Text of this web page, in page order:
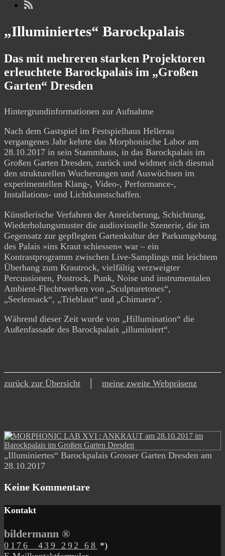
„Illuminiertes“ Barockpalais
Das mit mehreren starken Projektoren
erleuchtete Barockpalais im „Großen
Garten“ Dresden
Hintergrundinformationen zur Aufnahme
Nach dem Gastspiel im Festspielhaus Hellerau
vergangenes Jahr kehrte das Morphonische Labor am
28.10.2017 in sein Stammhaus, in das Barockpalais im
Großen Garten Dresden, zurück und widmet sich diesmal
den strukturellen Wucherungen und Auswüchsen im
experimentellen Klang-, Video-, Performance-,
Installations- und Lichtkunstschaffen.
Künstlerische Verfahren der Anreicherung, Schichtung,
Wiederholungsmuster die audiovisuelle Szenerie, die im
Gegensatz zur gepflegten Gartenkultur der Parkumgebung
des Palais »ins Kraut schiessen« war – ein
Kontrastprogramm zwischen Live-Samplings mit leichtem
Überhang zum Krautrock, vielfältig verzweigter
Percussionen, Postrock, Punk, Noise und instrumentalen
Ambient-Flechtwerken von „Sculpturetones“,
„Seelensack“, „Trieblaut“ und „Chimaera“.
Während dieser Zeit wurde von „Hillumination“ die
Außenfassade des Barockpalais „illuminiert“.
zurück zur Übersicht meine zweite Webpräsenz
„Illuminiertes“ Barockpalais Grosser Garten Dresden am
28.10.2017
Keine Kommentare
Kontakt
bildermann ®
0176 439 292 68 *)